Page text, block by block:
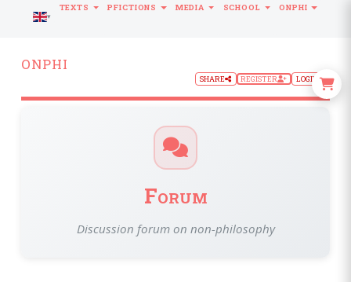
ONPHI
SHARE REGISTER LOGIN
Forum
Discussion forum on non-philosophy
LANGUAGE
TEXTS PFICTIONS MEDIA SCHOOL ONPHI